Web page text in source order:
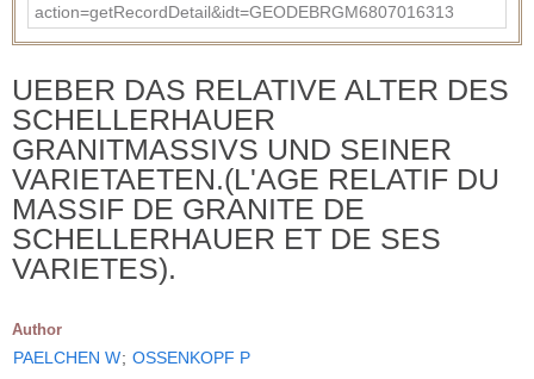
action=getRecordDetail&idt=GEODEBRGM6807016313
UEBER DAS RELATIVE ALTER DES
SCHELLERHAUER
GRANITMASSIVS UND SEINER
VARIETAETEN.(L'AGE RELATIF DU
MASSIF DE GRANITE DE
SCHELLERHAUER ET DE SES
VARIETES).
Author
PAELCHEN W; OSSENKOPF P